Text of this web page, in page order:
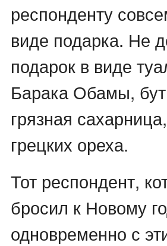
респонденту
виде подарка. Не
подарок в виде
Барака Обамы,
грязная
грецких ореха.
Тот респондент,
бросил к Новому
одновременно с